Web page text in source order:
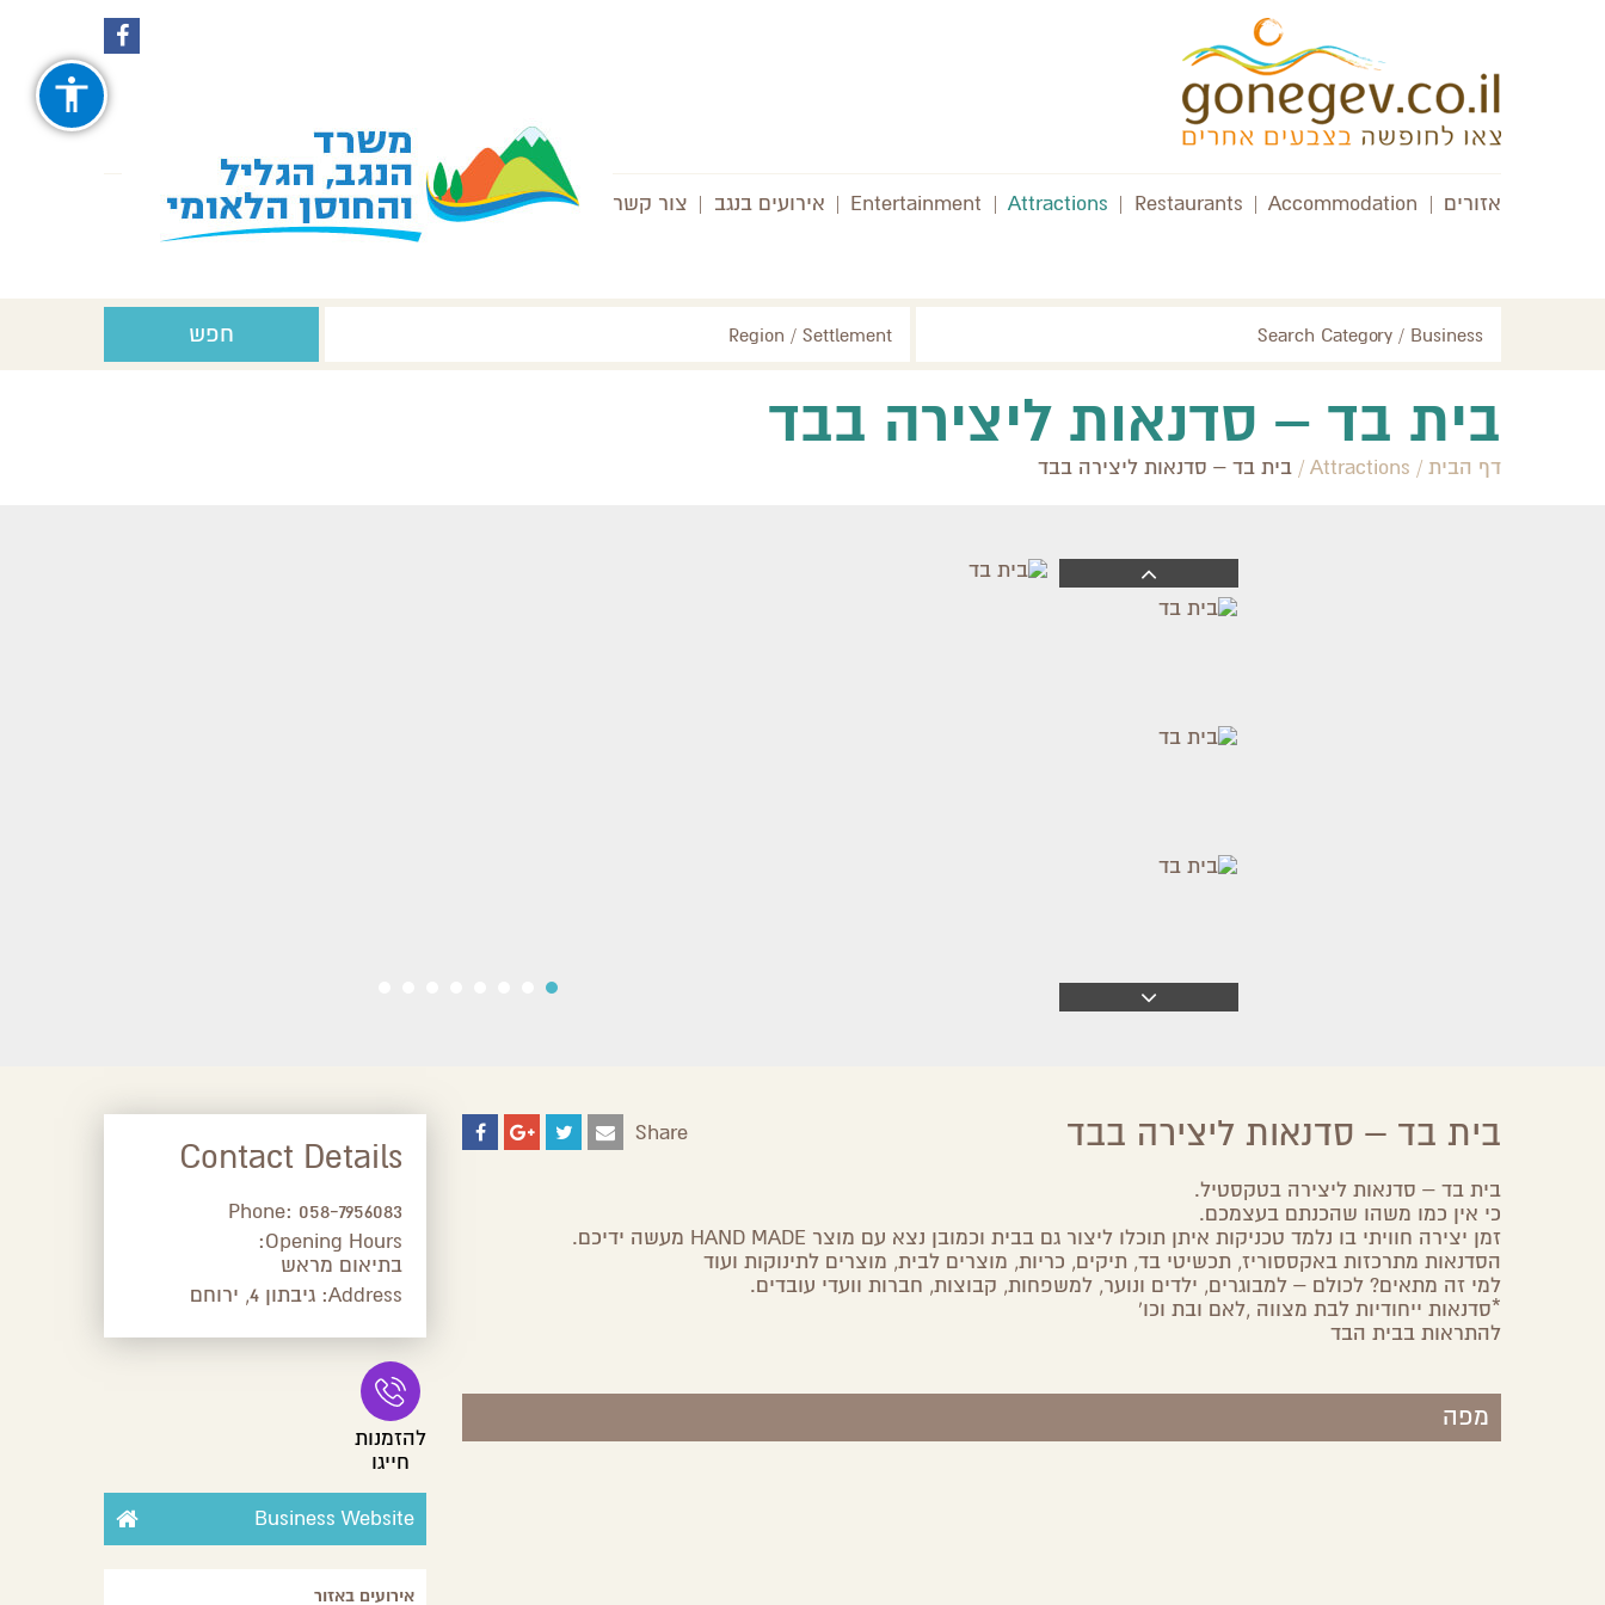
עקבו
אחרינו
ב-
Facebook
עקבו
Instagram
אזורים |
Accommodation
|
Restaurants
|
Attractions
|
Entertainment
| אירועים בנגב | צור קשר
Search Category / Business
Region / Settlement חפש
בית בד – סדנאות ליצירה בבד
דף הבית /
Attractions
/ בית בד – סדנאות ליצירה בבד
Contact Details
Phone: 058-7956083
Opening Hours:
בתיאום מראש
Address: גיבתון 4, ירוחם
להזמנות
חייגו
Business Website
אירועים באזור
בית בד – סדנאות ליצירה בבד Share
בית בד – סדנאות ליצירה בטקסטיל.
כי אין כמו משהו שהכנתם בעצמכם.
זמן יצירה חוויתי בו נלמד טכניקות איתן תוכלו ליצור גם בבית וכמובן נצא עם מוצר HAND MADE מעשה ידיכם.
הסדנאות מתרכזות באקססוריז, תכשיטי בד, תיקים, כריות, מוצרים לבית, מוצרים לתינוקות ועוד
למי זה מתאים? לכולם – למבוגרים, ילדים ונוער, למשפחות, קבוצות, חברות וועדי עובדים.
*סדנאות ייחודיות לבת מצווה ,לאם ובת וכו'
להתראות בבית הבד
מפה